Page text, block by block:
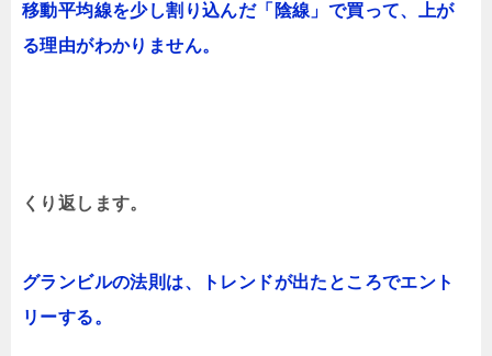
移動平均線を少し割り込んだ「陰線」で買って、上が
る理由がわかりません。
くり返します。
グランビルの法則は、トレンドが出たところでエント
リーする。